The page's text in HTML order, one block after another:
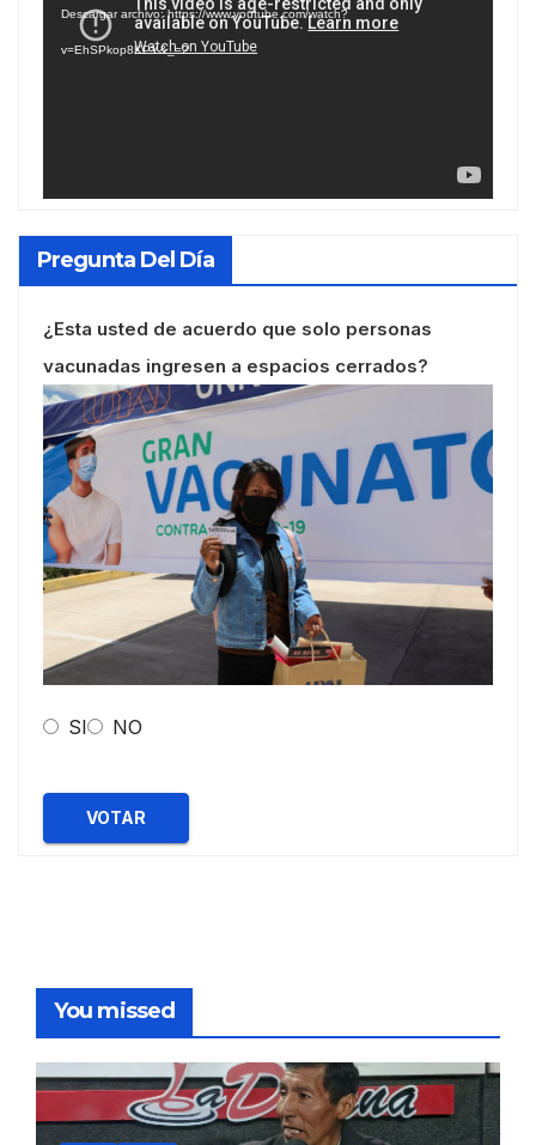
vídeo
Descargar archivo: https://www.youtube.com/watch?
v=EhSPkop8KPY&_=2
Pregunta Del Día
¿Esta usted de acuerdo que solo personas
vacunadas ingresen a espacios cerrados?
SI NO
VOTAR
You missed